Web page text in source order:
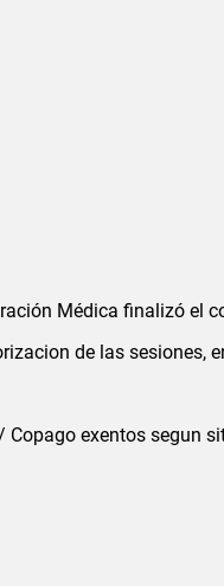
Médica finalizó el
de las sesiones,
exentos segun